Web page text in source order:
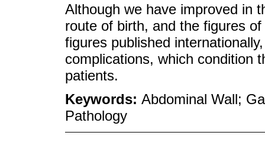
Although we have improved in
route of birth, and the figures
figures published
complications, which condition
patients.
Keywords: Abdominal Wall;
Pathology